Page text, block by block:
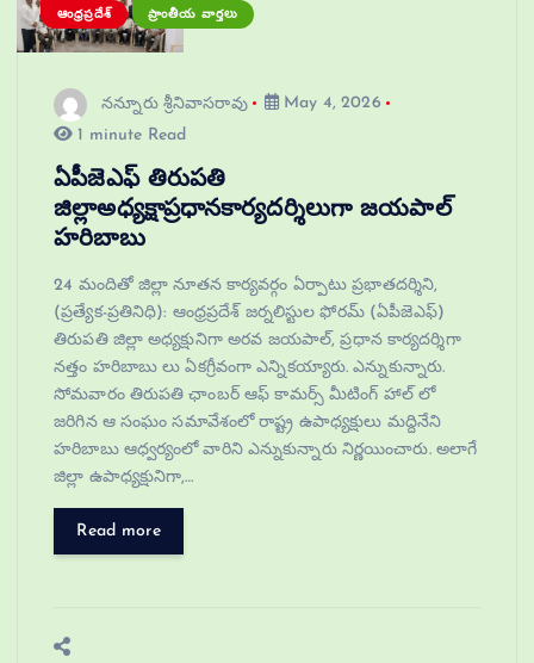
ఆంధ్రప్రదేశ్ ప్రాంతీయ వార్తలు
నన్నూరు శ్రీనివాసరావు
May 4, 2026
1 minute Read
ఏపీజెఎఫ్ తిరుపతి
జిల్లాఅధ్యక్షాప్రధానకార్యదర్శిలుగా జయపాల్
హరిబాబు
24 మందితో జిల్లా నూతన కార్యవర్గం ఏర్పాటు ప్రభాతదర్శిని,
(ప్రత్యేక-ప్రతినిధి): ఆంధ్రప్రదేశ్ జర్నలిస్టుల ఫోరమ్ (ఏపీజెఎఫ్)
తిరుపతి జిల్లా అధ్యక్షునిగా అరవ జయపాల్, ప్రధాన కార్యదర్శిగా
నత్తం హరిబాబు లు ఏకగ్రీవంగా ఎన్నికయ్యారు. ఎన్నుకున్నారు.
సోమవారం తిరుపతి ఛాంబర్ ఆఫ్ కామర్స్ మీటింగ్ హాల్ లో
జరిగిన ఆ సంఘం సమావేశంలో రాష్ట్ర ఉపాధ్యక్షులు మద్దినేని
హరిబాబు ఆధ్వర్యంలో వారిని ఎన్నుకున్నారు నిర్ణయించారు. అలాగే
జిల్లా ఉపాధ్యక్షునిగా,…
Read more